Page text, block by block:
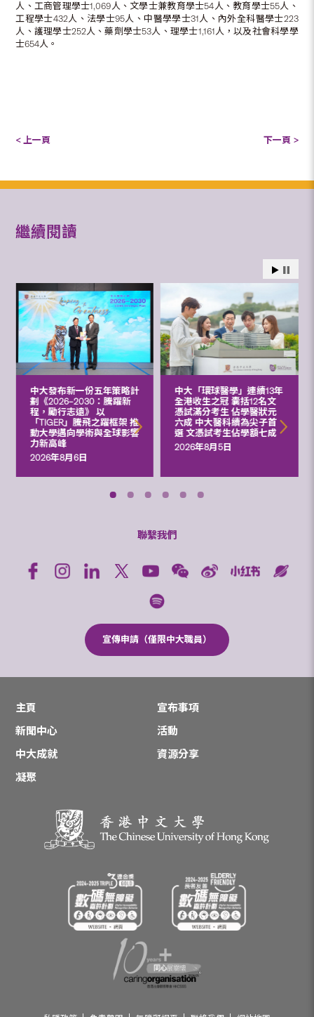
人、工商管理學士1,069人、文學士兼教育學士54人、教育學士55人、
工程學士432人、法學士95人、中醫學學士31人、內外全科醫學士223
人、護理學士252人、藥劑學士53人、理學士1,161人，以及社會科學學
士654人。
< 上一頁 下一頁 >
繼續閱讀
中大發布新一份五年策略計
劃《2026‒2030：騰躍新
程，勵行志遠》 以
「TIGER」騰飛之躍框架 推
動大學邁向學術與全球影響
力新高峰
2026年8月6日
中大「環球醫學」連續13年
全港收生之冠 囊括12名文
憑試滿分考生 佔學醫狀元
六成 中大醫科續為尖子首
選 文憑試考生佔學額七成
2026年8月5日
聯繫我們
宣傳申請（僅限中大職員）
主頁
宣布事項
新聞中心
活動
中大成就
資源分享
凝聚